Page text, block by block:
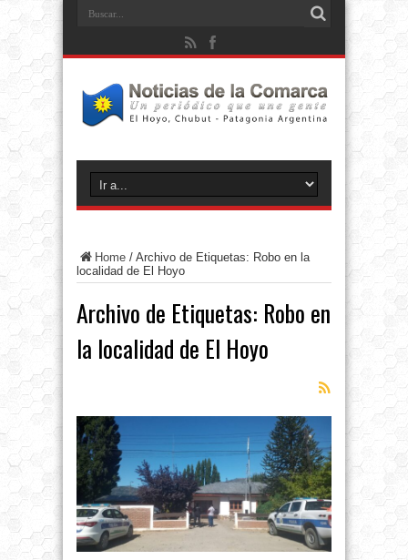
Home / Archivo de Etiquetas: Robo en la
localidad de El Hoyo
Archivo de Etiquetas: Robo en
la localidad de El Hoyo